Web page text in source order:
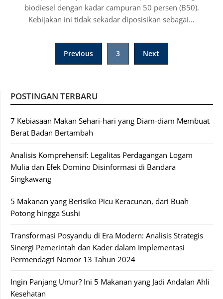
biodiesel dengan kadar campuran 50 persen (B50).
Kebijakan ini tidak sekadar diposisikan sebagai…
pagination
Previous 3 Next
POSTINGAN TERBARU
7 Kebiasaan Makan Sehari-hari yang Diam-diam Membuat
Berat Badan Bertambah
Analisis Komprehensif: Legalitas Perdagangan Logam
Mulia dan Efek Domino Disinformasi di Bandara
Singkawang
5 Makanan yang Berisiko Picu Keracunan, dari Buah
Potong hingga Sushi
Transformasi Posyandu di Era Modern: Analisis Strategis
Sinergi Pemerintah dan Kader dalam Implementasi
Permendagri Nomor 13 Tahun 2024
Ingin Panjang Umur? Ini 5 Makanan yang Jadi Andalan Ahli
Kesehatan